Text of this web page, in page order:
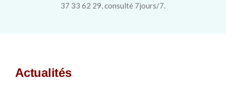
37 33 62 29, consulté 7jours/7.
Actualités